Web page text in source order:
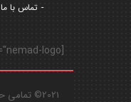
تماس با ما
[rev_slider alias="nemad-logo"]
2021© تمامی حقوق این سایت متعلق به